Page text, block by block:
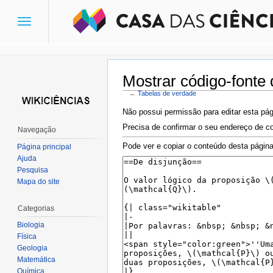
Mostrar código-fonte
←Tabelas de verdade
Não possui permissão para editar esta
Precisa de confirmar o seu endereço de
Pode ver e copiar o conteúdo desta
Toggle
Navegação
Página principal
Ajuda
Pesquisa
Mapa do site
Categorias
Biologia
Física
Geologia
Matemática
Química